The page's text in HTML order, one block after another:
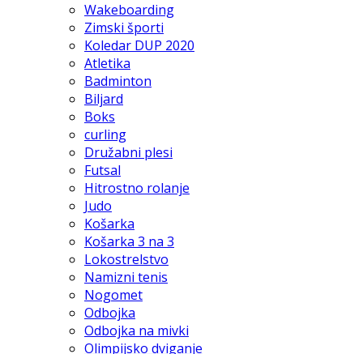
Wakeboarding
Zimski športi
Koledar DUP 2020
Atletika
Badminton
Biljard
Boks
curling
Družabni plesi
Futsal
Hitrostno rolanje
Judo
Košarka
Košarka 3 na 3
Lokostrelstvo
Namizni tenis
Nogomet
Odbojka
Odbojka na mivki
Olimpijsko dviganje